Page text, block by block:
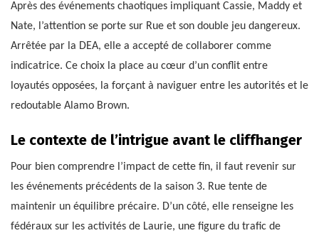
Après des événements chaotiques impliquant Cassie, Maddy et
Nate, l’attention se porte sur Rue et son double jeu dangereux.
Arrêtée par la DEA, elle a accepté de collaborer comme
indicatrice. Ce choix la place au cœur d’un conflit entre
loyautés opposées, la forçant à naviguer entre les autorités et le
redoutable Alamo Brown.
Le contexte de l’intrigue avant le cliffhanger
Pour bien comprendre l’impact de cette fin, il faut revenir sur
les événements précédents de la saison 3. Rue tente de
maintenir un équilibre précaire. D’un côté, elle renseigne les
fédéraux sur les activités de Laurie, une figure du trafic de